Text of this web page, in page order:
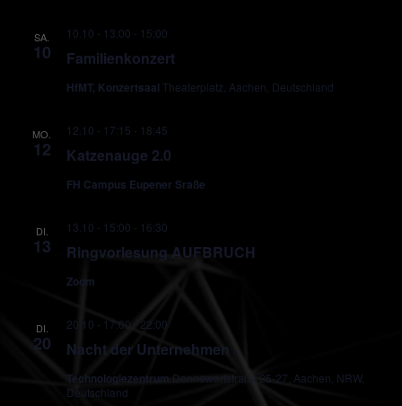
SA.
10 Familienkonzert
10.10 - 13:00 - 15:00
HfMT, Konzertsaal Theaterplatz, Aachen, Deutschland
MO.
12 Katzenauge 2.0
12.10 - 17:15 - 18:45
FH Campus Eupener Sraße
DI.
13 Ringvorlesung AUFBRUCH
13.10 - 15:00 - 16:30
Zoom
DI.
20 Nacht der Unternehmen
20.10 - 17:00 - 22:00
Technologiezentrum Dennewartstraße 25-27, Aachen, NRW,
Deutschland